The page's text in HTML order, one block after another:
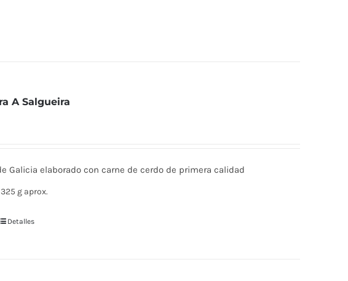
A Salgueira
Galicia elaborado con carne de cerdo de primera calidad
g aprox.
Detalles